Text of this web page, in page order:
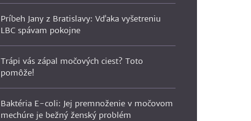
Príbeh Jany z Bratislavy: Vďaka vyšetreniu
LBC spávam pokojne
Trápi vás zápal močových ciest? Toto
pomôže!
Baktéria E-coli: Jej premnoženie v močovom
mechúre je bežný ženský problém